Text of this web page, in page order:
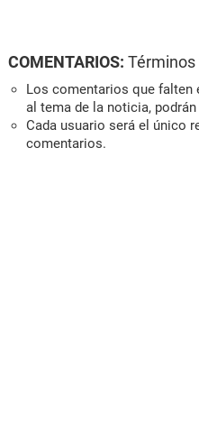
COMENTARIOS:
Los comentarios que falten
al tema de la noticia,
Cada usuario será el único
comentarios.